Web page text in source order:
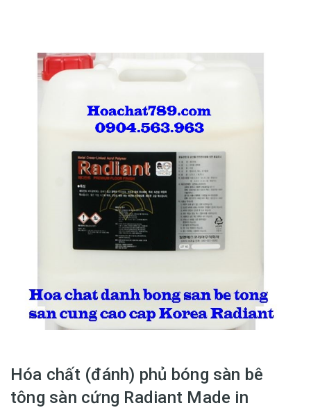
Hóa chất (đánh) phủ bóng sàn bê
tông sàn cứng Radiant Made in